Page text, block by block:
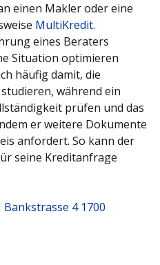
einen Makler oder eine
MultiKredit.
eines Beraters
Situation optimieren
häufig damit, die
während ein
prüfen und das
er weitere Dokumente
anfordert. So kann der
seine Kreditanfrage
Bankstrasse 4 1700